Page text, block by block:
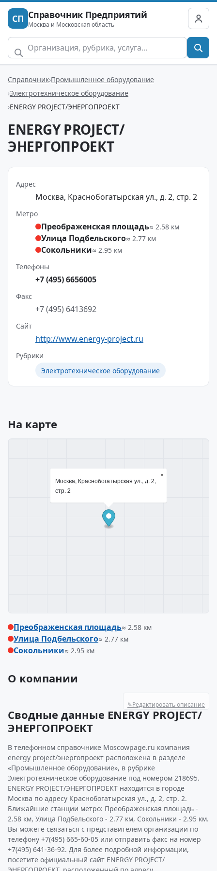
СП Справочник Предприятий
Москва и Московская область
Справочник Промышленное оборудование
Электротехническое оборудование
ENERGY PROJECT/ЭНЕРГОПРОЕКТ
ENERGY PROJECT/
ЭНЕРГОПРОЕКТ
Адрес
Москва, Краснобогатырская ул., д. 2, стр. 2
Метро
Преображенская площадь≈ 2.58 км
Улица Подбельского≈ 2.77 км
Сокольники≈ 2.95 км
Телефоны
+7 (495) 6656005
Факс
+7 (495) 6413692
Сайт
http://www.energy-project.ru
Рубрики
Электротехническое оборудование
На карте
Москва, Краснобогатырская ул., д. 2,
стр. 2
×
Преображенская площадь≈ 2.58 км
Улица Подбельского≈ 2.77 км
Сокольники≈ 2.95 км
О компании
✎Редактировать описание
Сводные данные ENERGY PROJECT/
ЭНЕРГОПРОЕКТ
В телефонном справочнике Moscowpage.ru компания
energy project/энергопроект расположена в разделе
«Промышленное оборудование», в рубрике
Электротехническое оборудование под номером 218695.
ENERGY PROJECT/ЭНЕРГОПРОЕКТ находится в городе
Москва по адресу Краснобогатырская ул., д. 2, стр. 2.
Ближайшие станции метро: Преображенская площадь -
2.58 км, Улица Подбельского - 2.77 км, Сокольники - 2.95 км.
Вы можете связаться с представителем организации по
телефону +7(495) 665-60-05 или отправить факс на номер
+7(495) 641-36-92. Для более подробной информации,
посетите официальный сайт ENERGY PROJECT/